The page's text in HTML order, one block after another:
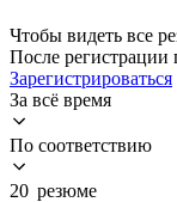
Чтобы видеть все
После
Зарегистрироваться
За всё время
По соответствию
20 резюме